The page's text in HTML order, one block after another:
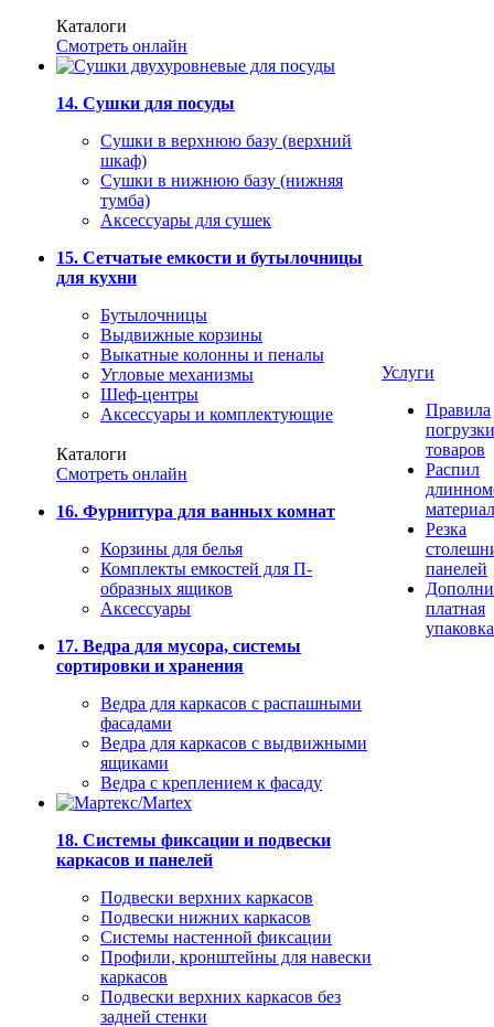
Каталоги
Смотреть онлайн
14. Сушки для посуды
Сушки в верхнюю базу (верхний
шкаф)
Сушки в нижнюю базу (нижняя
тумба)
Аксессуары для сушек
15. Сетчатые емкости и бутылочницы
для кухни
Бутылочницы
Выдвижные корзины
Выкатные колонны и пеналы
Угловые механизмы
Шеф-центры
Аксессуары и комплектующие
Каталоги
Смотреть онлайн
16. Фурнитура для ванных комнат
Корзины для белья
Комплекты емкостей для П-
образных ящиков
Аксессуары
17. Ведра для мусора, системы
сортировки и хранения
Ведра для каркасов с распашными
фасадами
Ведра для каркасов с выдвижными
ящиками
Ведра с креплением к фасаду
18. Системы фиксации и подвески
каркасов и панелей
Подвески верхних каркасов
Подвески нижних каркасов
Системы настенной фиксации
Профили, кронштейны для навески
каркасов
Подвески верхних каркасов без
задней стенки
Услуги
Правила
погрузки
товаров
Распил
Резка
панелей
платная
упаковка